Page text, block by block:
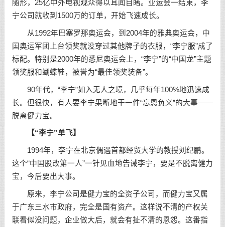
随形，25亿中外电视观众得以耳闻目睹。亚运会一结束，李
宁公司就收到1500万的订单，开始飞速成长。
从1992年巴塞罗那奥运会，到2004年的雅典奥运会，中
国奥运军团上台领奖就没穿过其他牌子的衣服，“李宁服”成了
标配。特别是2000年的悉尼奥运会上，“李宁”的“中国龙”主题
领奖服和蝴蝶鞋，被誉为“最佳领奖装备”。
90年代，“李宁”如入无人之境，几乎每年100%地迅速成
长。但很快，有人要李宁果断地干一件“忘恩负义”的大事——
脱离健力宝。
【“李宁”单飞】
1994年，李宁在北京偶遇首都经贸大学的教授刘纪鹏。
这个“中国股改第一人”一针见血地告诫李宁，要是不脱离健力
宝，今后要出大事。
原来，李宁公司是健力宝的全资子公司，而健力宝又属
于广东三水市政府，完全是国有资产。这样说不清的产权关
联看似没问题，企业做大后，就会有扯不清的恩怨。这番指